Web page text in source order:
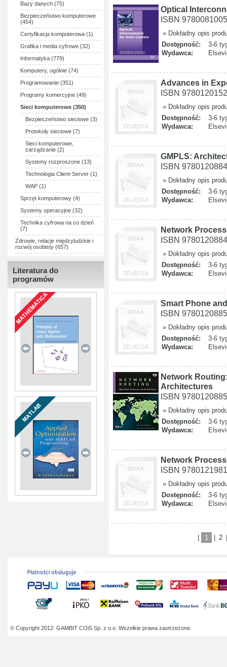
Bazy danych (75)
Bezpieczeństwo komputerowe
(454)
Certyfikacja komputerowa (1)
Grafika i media cyfrowe (32)
Informatyka (779)
Komputery, ogólnie (74)
Programowanie (351)
Programy komercyjne (49)
Sieci komputerowe (350)
Bezpieczeństwo sieciowe (3)
Protokoły sieciowe (7)
Sieci komputerowe,
zarządzanie (2)
Systemy rozproszone (13)
Technologia Client-Server (1)
WAP (1)
Sprzęt komputerowy (4)
Systemy operacyjne (32)
Technika cyfrowa na co dzień
(7)
Zdrowie, relacje międzyludzkie i
rozwój osobisty (657)
Literatura do
programów
Optical
ISBN
» Dokładny opis
Dostępność:
3-6
Wydawca:
Advances in
ISBN
» Dokładny opis
Dostępność:
3-6
Wydawca:
GMPLS:
ISBN
» Dokładny opis
Dostępność:
3-6
Wydawca:
Network
ISBN
» Dokładny opis
Dostępność:
3-6
Wydawca:
Smart Phone
ISBN
» Dokładny opis
Dostępność:
3-6
Wydawca:
Network
Architectures
ISBN
» Dokładny opis
Dostępność:
3-6
Wydawca:
Network
ISBN
» Dokładny opis
Dostępność:
3-6
Wydawca:
1 2
© Copyright 2012: GAMBIT COiS Sp. z o.o. Wszelkie prawa zastrzeżone.